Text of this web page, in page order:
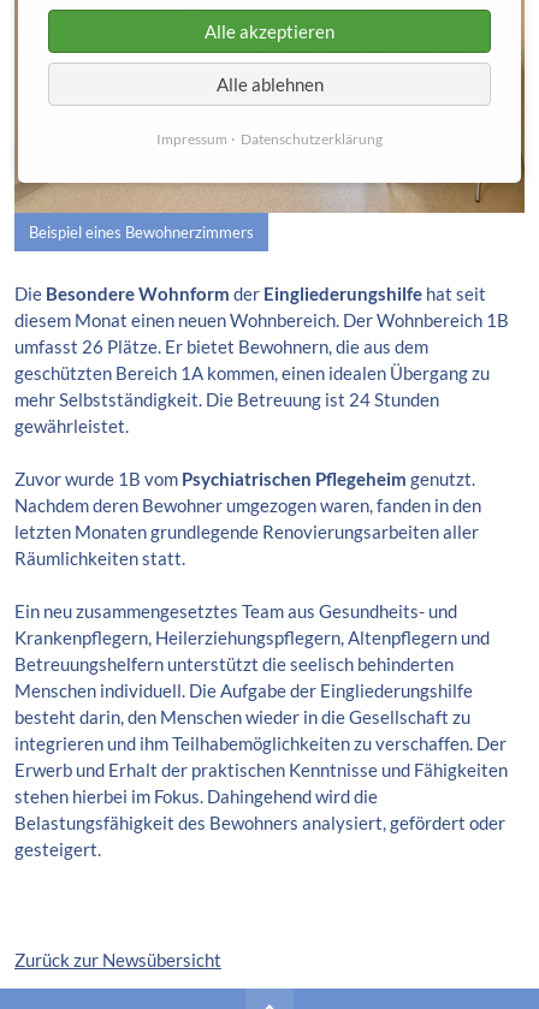
Beispiel eines Bewohnerzimmers
Die Besondere Wohnform der Eingliederungshilfe hat seit
diesem Monat einen neuen Wohnbereich. Der Wohnbereich 1B
umfasst 26 Plätze. Er bietet Bewohnern, die aus dem
geschützten Bereich 1A kommen, einen idealen Übergang zu
mehr Selbstständigkeit. Die Betreuung ist 24 Stunden
gewährleistet.
Zuvor wurde 1B vom Psychiatrischen Pflegeheim genutzt.
Nachdem deren Bewohner umgezogen waren, fanden in den
letzten Monaten grundlegende Renovierungsarbeiten aller
Räumlichkeiten statt.
Ein neu zusammengesetztes Team aus Gesundheits- und
Krankenpflegern, Heilerziehungspflegern, Altenpflegern und
Betreuungshelfern unterstützt die seelisch behinderten
Menschen individuell. Die Aufgabe der Eingliederungshilfe
besteht darin, den Menschen wieder in die Gesellschaft zu
integrieren und ihm Teilhabemöglichkeiten zu verschaffen. Der
Erwerb und Erhalt der praktischen Kenntnisse und Fähigkeiten
stehen hierbei im Fokus. Dahingehend wird die
Belastungsfähigkeit des Bewohners analysiert, gefördert oder
gesteigert.
Zurück zur Newsübersicht
Alle akzeptieren
Alle ablehnen
Impressum Datenschutzerklärung